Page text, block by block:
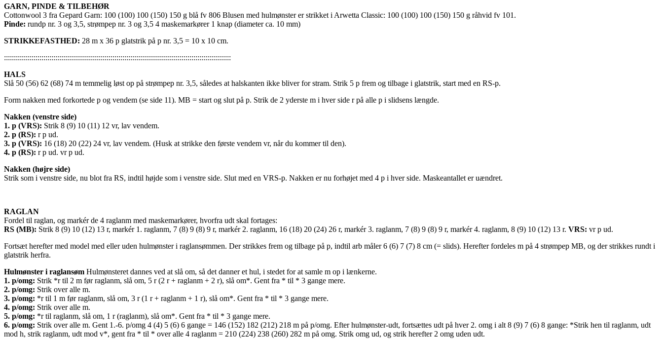
GARN, PINDE & TILBEHØR
Cottonwool 3 fra Gepard Garn: 100 (100) 100 (150) 150 g blå fv 806 Blusen med hulmønster er strikket i Arwetta Classic: 100 (100) 100 (150) 150 g råhvid fv 101.
Pinde: rundp nr. 3 og 3,5, strømpep nr. 3 og 3,5 4 maskemarkører 1 knap (diameter ca. 10 mm)
STRIKKEFASTHED: 28 m x 36 p glatstrik på p nr. 3,5 = 10 x 10 cm.
:::::::::::::::::::::::::::::::::::::::::::::::::::::::::::::::::::::::::::::::::::::::::::::::::::::::::::::::::::
HALS
Slå 50 (56) 62 (68) 74 m temmelig løst op på strømpep nr. 3,5, således at halskanten ikke bliver for stram. Strik 5 p frem og tilbage i glatstrik, start med en RS-p.
Form nakken med forkortede p og vendem (se side 11). MB = start og slut på p. Strik de 2 yderste m i hver side r på alle p i slidsens længde.
Nakken (venstre side)
1. p (VRS): Strik 8 (9) 10 (11) 12 vr, lav vendem.
2. p (RS): r p ud.
3. p (VRS): 16 (18) 20 (22) 24 vr, lav vendem. (Husk at strikke den første vendem vr, når du kommer til den).
4. p (RS): r p ud. vr p ud.
Nakken (højre side)
Strik som i venstre side, nu blot fra RS, indtil højde som i venstre side. Slut med en VRS-p. Nakken er nu forhøjet med 4 p i hver side. Maskeantallet er uændret.
RAGLAN
Fordel til raglan, og markér de 4 raglanm med maskemarkører, hvorfra udt skal fortages:
RS (MB): Strik 8 (9) 10 (12) 13 r, markér 1. raglanm, 7 (8) 9 (8) 9 r, markér 2. raglanm, 16 (18) 20 (24) 26 r, markér 3. raglanm, 7 (8) 9 (8) 9 r, markér 4. raglanm, 8 (9) 10 (12) 13 r. VRS: vr p ud.
Fortsæt herefter med model med eller uden hulmønster i raglansømmen. Der strikkes frem og tilbage på p, indtil arb måler 6 (6) 7 (7) 8 cm (= slids). Herefter fordeles m på 4 strømpep MB, og der strikkes rundt i
glatstrik herfra.
Hulmønster i raglansøm Hulmønsteret dannes ved at slå om, så det danner et hul, i stedet for at samle m op i lænkerne.
1. p/omg: Strik *r til 2 m før raglanm, slå om, 5 r (2 r + raglanm + 2 r), slå om*. Gent fra * til * 3 gange mere.
2. p/omg: Strik over alle m.
3. p/omg: *r til 1 m før raglanm, slå om, 3 r (1 r + raglanm + 1 r), slå om*. Gent fra * til * 3 gange mere.
4. p/omg: Strik over alle m.
5. p/omg: *r til raglanm, slå om, 1 r (raglanm), slå om*. Gent fra * til * 3 gange mere.
6. p/omg: Strik over alle m. Gent 1.-6. p/omg 4 (4) 5 (6) 6 gange = 146 (152) 182 (212) 218 m på p/omg. Efter hulmønster-udt, fortsættes udt på hver 2. omg i alt 8 (9) 7 (6) 8 gange: *Strik hen til raglanm, udt
mod h, strik raglanm, udt mod v*, gent fra * til * over alle 4 raglanm = 210 (224) 238 (260) 282 m på omg. Strik omg ud, og strik herefter 2 omg uden udt.